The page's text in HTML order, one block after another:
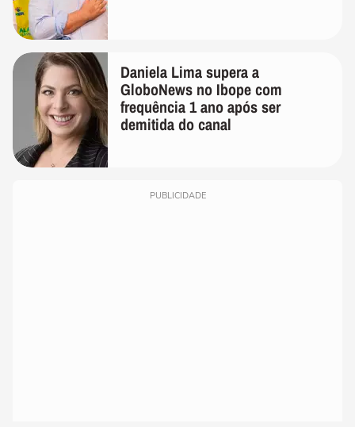
Daniela Lima supera a
GloboNews no Ibope com
frequência 1 ano após ser
demitida do canal
PUBLICIDADE